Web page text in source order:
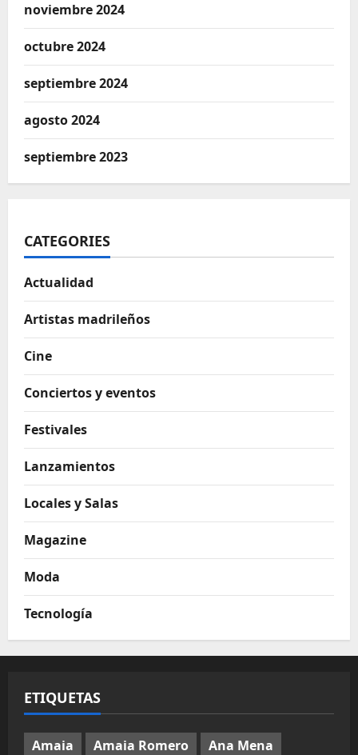
noviembre 2024
octubre 2024
septiembre 2024
agosto 2024
septiembre 2023
CATEGORIES
Actualidad
Artistas madrileños
Cine
Conciertos y eventos
Festivales
Lanzamientos
Locales y Salas
Magazine
Moda
Tecnología
ETIQUETAS
Amaia Amaia Romero
Ana Mena